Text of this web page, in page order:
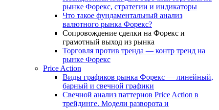
рынке Форекс, стратегии и индикаторы
Что такое фундаментальный анализ
валютного рынка Форекс?
Сопровождение сделки на Форекс и
грамотный выход из рынка
Торговля против тренда — контр тренд на
рынке Форекс
Price Action
Виды графиков рынка Форекс — линейный,
барный и свечной графики
Свечной анализ паттернов Price Action в
трейдинге. Модели разворота и